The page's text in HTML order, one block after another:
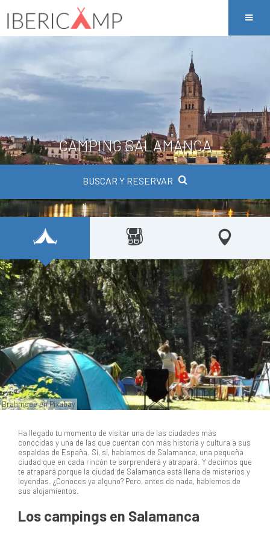
CAMPING SALAMANCA
BUSCAR Y RESERVAR
Brahmsee en Pixabay
Ha llegado tu momento de visitar una de las ciudades más
conocidas y una de las que cuentan con más historia y cultura a sus
espaldas de España. Sí, sí, hablamos de Salamanca, una pequeña
ciudad que en cada rincón te sorprenderá y atrapará. Y decimos que
te atrapará porque la ciudad de Salamanca está llena de misterios y
leyendas. ¿Conoces ya alguno? Pero, antes de nada, hablemos de
sus alojamientos.
Los campings en Salamanca